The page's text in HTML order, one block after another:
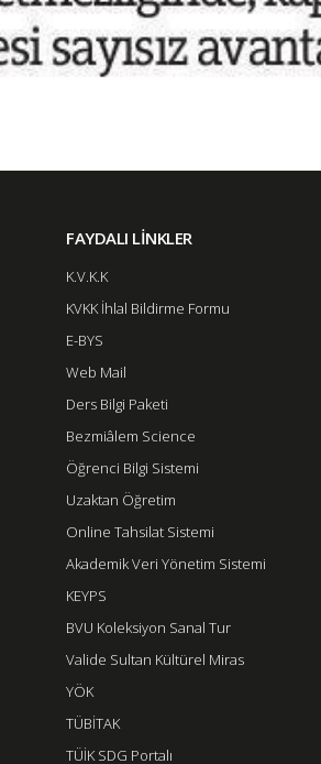
FAYDALI LİNKLER
K.V.K.K
KVKK İhlal Bildirme Formu
E-BYS
Web Mail
Ders Bilgi Paketi
Bezmiâlem Science
Öğrenci Bilgi Sistemi
Uzaktan Öğretim
Online Tahsilat Sistemi
Akademik Veri Yönetim Sistemi
KEYPS
BVU Koleksiyon Sanal Tur
Valide Sultan Kültürel Miras
YÖK
TÜBİTAK
TÜİK SDG Portalı